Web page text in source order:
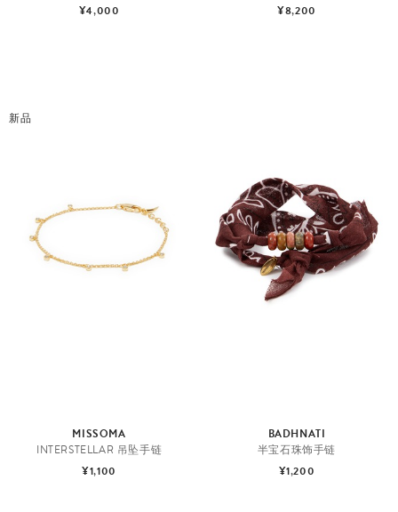
饰
¥4,000
¥8,200
新品
MISSOMA
INTERSTELLAR 吊坠手链
¥1,100
BADHNATI
半宝石珠饰手链
¥1,200